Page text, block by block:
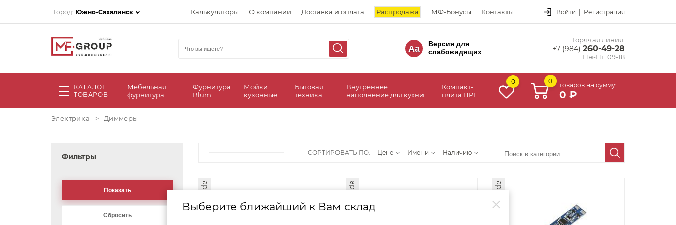
Город: Южно-Сахалинск Калькуляторы О компании Доставка и оплата Распродажа МФ-Бонусы Контакты Войти | Регистрация
Aa
Версия для
слабовидящих
Горячая линия:
+7 (984) 260-49-28
Пн-Пт: 09-18
КАТАЛОГ
ТОВАРОВ
Мебельная
фурнитура
Фурнитура
Blum
Мойки
кухонные
Бытовая
техника
Внутреннее
наполнение для кухни
Компакт-
плита HPL
0 0
товаров на сумму:
0 ₽
Выберите ближайший к Вам склад
Электрика > Диммеры
Фильтры СОРТИРОВАТЬ ПО: Цене Имени Наличию
арт. 42119 арт. 38858 арт. 38857